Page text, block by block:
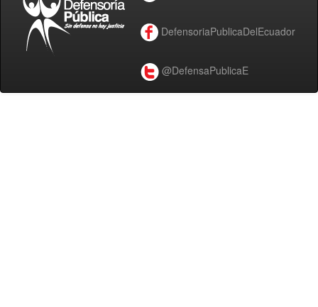
DefensoriaPublicaDelEcuador
@DefensaPublicaE